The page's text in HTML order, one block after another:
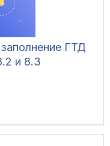
ГТД
и 8.3